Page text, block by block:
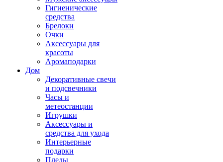
Гигиенические
средства
Брелоки
Очки
Аксессуары для
красоты
Аромаподарки
Дом
Декоративные свечи
и подсвечники
Часы и
метеостанции
Игрушки
Аксессуары и
средства для ухода
Интерьерные
подарки
Пледы